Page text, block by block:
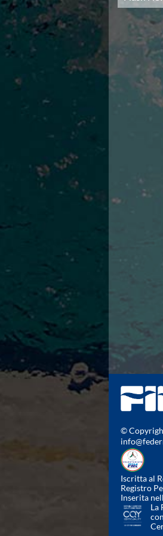
Campionato A2
Campionato A2
Campionato B
Storico Campionati
Finali
Trofei delle
CoMeN Cup
Flash
Waterpolo
Azzurri
News
Eventi
Grand Prix
Norme e
Risultati e
Primati
Azzurri
News
Eventi
Norme e
Risultati e
Albi d'oro -
News
Flash
Master
©
Iscritta al
Registro
Inserita
La